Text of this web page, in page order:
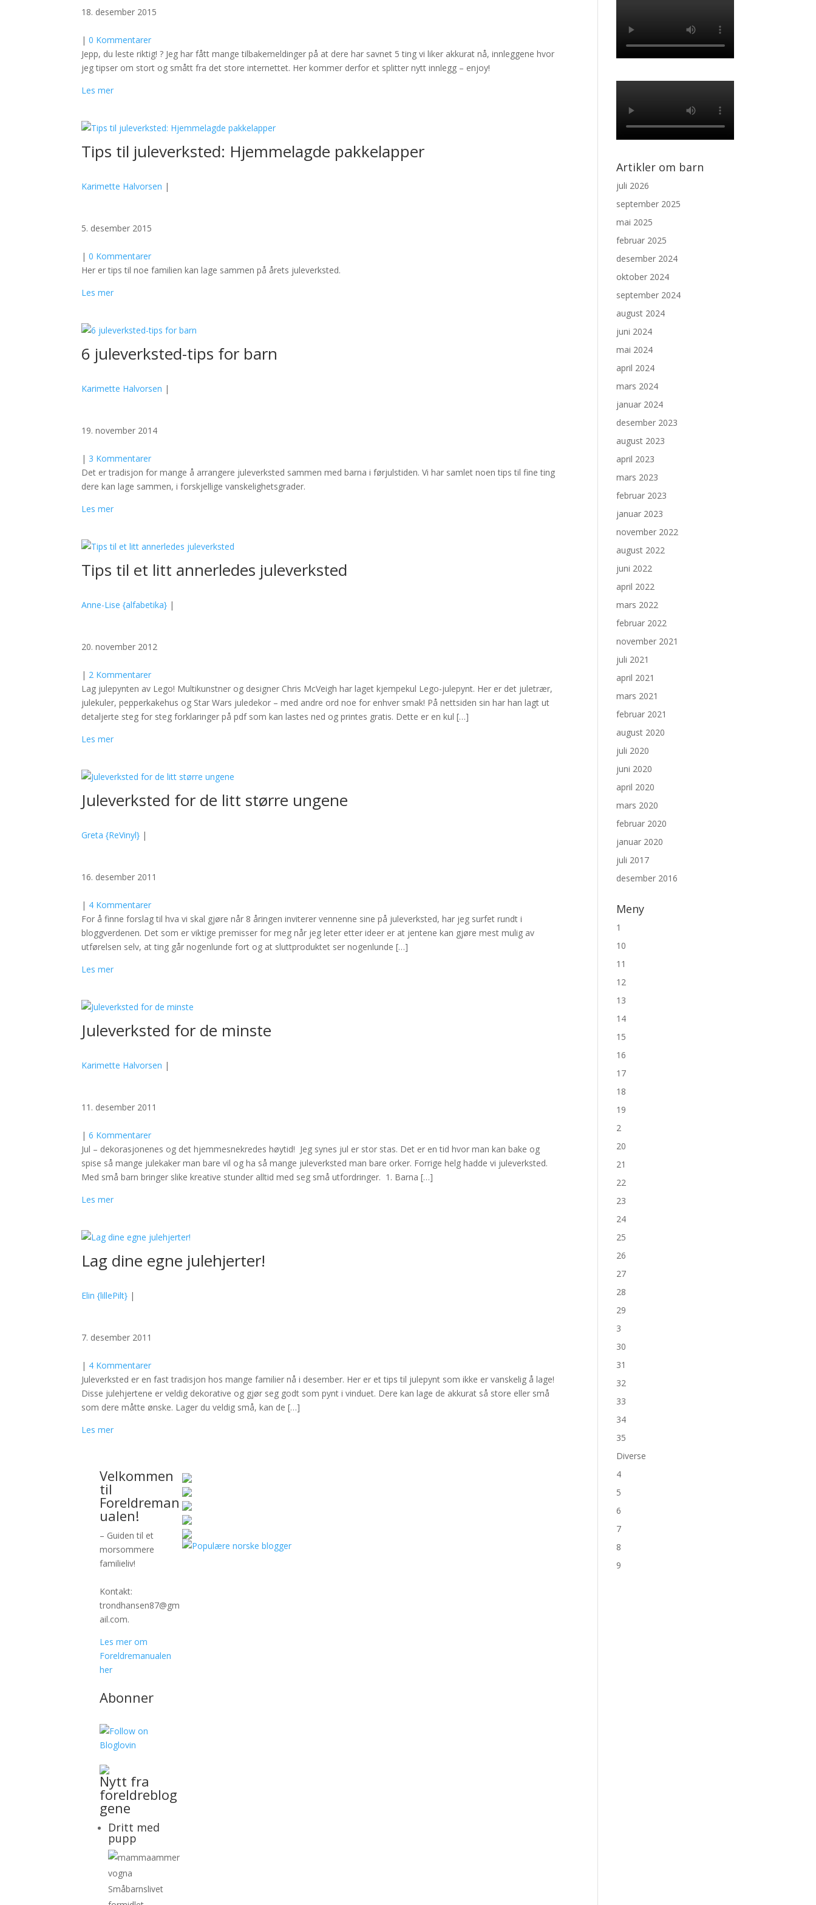
18. desember 2015
|0 Kommentarer
Jepp, du leste riktig! ? Jeg har fått mange tilbakemeldinger på at dere har savnet 5 ting vi liker akkurat nå, innleggene hvor
jeg tipser om stort og smått fra det store internettet. Her kommer derfor et splitter nytt innlegg – enjoy!
Les mer
Tips til juleverksted: Hjemmelagde pakkelapper
Karimette Halvorsen |
5. desember 2015
|0 Kommentarer
Her er tips til noe familien kan lage sammen på årets juleverksted.
Les mer
6 juleverksted-tips for barn
Karimette Halvorsen |
19. november 2014
| 3 Kommentarer
Det er tradisjon for mange å arrangere juleverksted sammen med barna i førjulstiden. Vi har samlet noen tips til fine ting
dere kan lage sammen, i forskjellige vanskelighetsgrader.
Les mer
Tips til et litt annerledes juleverksted
Anne-Lise {alfabetika} |
20. november 2012
| 2 Kommentarer
Lag julepynten av Lego! Multikunstner og designer Chris McVeigh har laget kjempekul Lego-julepynt. Her er det juletrær,
julekuler, pepperkakehus og Star Wars juledekor – med andre ord noe for enhver smak! På nettsiden sin har han lagt ut
detaljerte steg for steg forklaringer på pdf som kan lastes ned og printes gratis. Dette er en kul […]
Les mer
Juleverksted for de litt større ungene
Greta {ReVinyl} |
16. desember 2011
| 4 Kommentarer
For å finne forslag til hva vi skal gjøre når 8 åringen inviterer vennenne sine på juleverksted, har jeg surfet rundt i
bloggverdenen. Det som er viktige premisser for meg når jeg leter etter ideer er at jentene kan gjøre mest mulig av
utførelsen selv, at ting går nogenlunde fort og at sluttproduktet ser nogenlunde […]
Les mer
Juleverksted for de minste
Karimette Halvorsen |
11. desember 2011
|6 Kommentarer
Jul – dekorasjonenes og det hjemmesnekredes høytid! Jeg synes jul er stor stas. Det er en tid hvor man kan bake og
spise så mange julekaker man bare vil og ha så mange juleverksted man bare orker. Forrige helg hadde vi juleverksted.
Med små barn bringer slike kreative stunder alltid med seg små utfordringer. 1. Barna […]
Les mer
Lag dine egne julehjerter!
Elin {lillePilt} |
7. desember 2011
| 4 Kommentarer
Juleverksted er en fast tradisjon hos mange familier nå i desember. Her er et tips til julepynt som ikke er vanskelig å lage!
Disse julehjertene er veldig dekorative og gjør seg godt som pynt i vinduet. Dere kan lage de akkurat så store eller små
som dere måtte ønske. Lager du veldig små, kan de […]
Les mer
Velkommen
til
Foreldreman
ualen!
– Guiden til et
morsommere
familieliv!
Kontakt:
trondhansen87@gm
ail.com.
Les mer om
Foreldremanualen
her
Abonner
Nytt fra
foreldreblog
gene
Dritt med
pupp
Småbarnslivet
Artikler om barn
juli 2026
september 2025
mai 2025
februar 2025
desember 2024
oktober 2024
september 2024
august 2024
juni 2024
mai 2024
april 2024
mars 2024
januar 2024
desember 2023
august 2023
april 2023
mars 2023
februar 2023
januar 2023
november 2022
august 2022
juni 2022
april 2022
mars 2022
februar 2022
november 2021
juli 2021
april 2021
mars 2021
februar 2021
august 2020
juli 2020
juni 2020
april 2020
mars 2020
februar 2020
januar 2020
juli 2017
desember 2016
Meny
1
10
11
12
13
14
15
16
17
18
19
2
20
21
22
23
24
25
26
27
28
29
3
30
31
32
33
34
35
Diverse
4
5
6
7
8
9